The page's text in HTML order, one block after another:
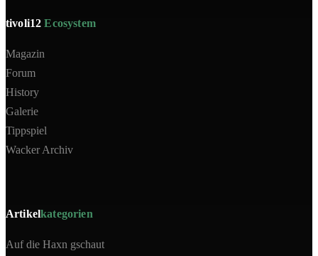
tivoli12Ecosystem
Magazin
Forum
History
Galerie
Tippspiel
Wacker Archiv
Artikelkategorien
Auf die Haxn gschaut